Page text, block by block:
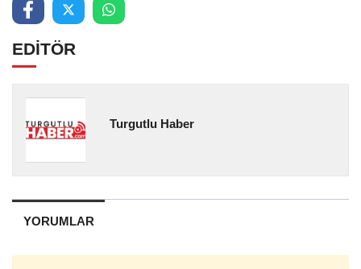
EDİTÖR
Turgutlu Haber
YORUMLAR